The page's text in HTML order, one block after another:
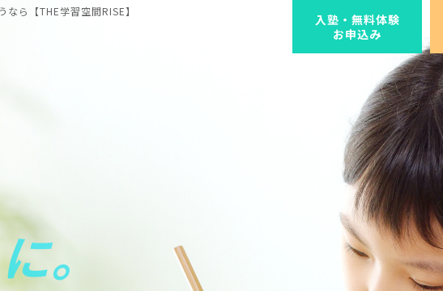
ら【THE学習空間RISE】
入塾・無料体験
お申込み
。